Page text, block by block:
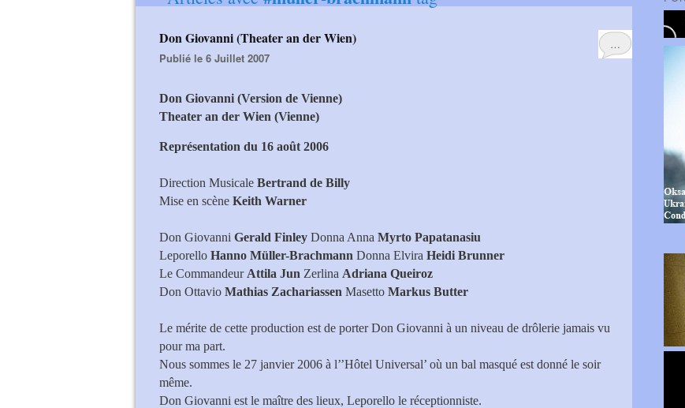
…
Don Giovanni (Theater an der Wien)
Publié le 6 Juillet 2007
Don Giovanni (Version de Vienne)
Theater an der Wien (Vienne)
Représentation du 16 août 2006
Direction Musicale Bertrand de Billy
Mise en scène Keith Warner
Don Giovanni Gerald Finley Donna Anna Myrto Papatanasiu
Leporello Hanno Müller-Brachmann Donna Elvira Heidi Brunner
Le Commandeur Attila Jun Zerlina Adriana Queiroz
Don Ottavio Mathias Zachariassen Masetto Markus Butter
Le mérite de cette production est de porter Don Giovanni à un niveau de drôlerie jamais vu
pour ma part.
Nous sommes le 27 janvier 2006 à l’’Hôtel Universal’ où un bal masqué est donné le soir
même.
Don Giovanni est le maître des lieux, Leporello le réceptionniste.